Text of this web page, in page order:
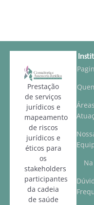
Prestação
de serviços
jurídicos e
mapeamento
de riscos
jurídicos e
éticos para
os
stakeholders
participantes
da cadeia
de saúde